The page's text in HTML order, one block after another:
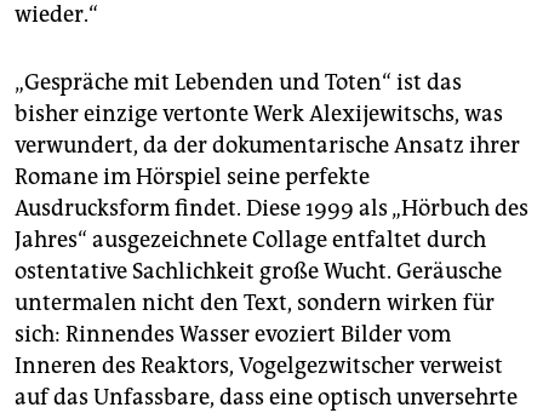
wieder.“
„Gespräche mit Lebenden und Toten“ ist das
bisher einzige vertonte Werk Alexijewitschs, was
verwundert, da der dokumentarische Ansatz ihrer
Romane im Hörspiel seine perfekte
Ausdrucksform findet. Diese 1999 als „Hörbuch des
Jahres“ ausgezeichnete Collage entfaltet durch
ostentative Sachlichkeit große Wucht. Geräusche
untermalen nicht den Text, sondern wirken für
sich: Rinnendes Wasser evoziert Bilder vom
Inneren des Reaktors, Vogelgezwitscher verweist
auf das Unfassbare, dass eine optisch unversehrte